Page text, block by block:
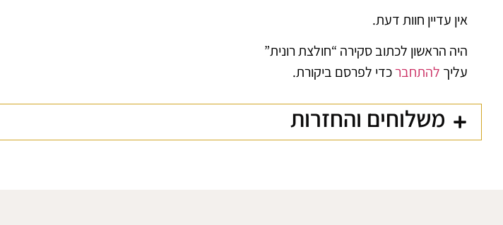
אין עדיין חוות דעת.
היה הראשון לכתוב סקירה “חולצת רונית”
עליך להתחברכדי לפרסם ביקורת.
משלוחים והחזרות